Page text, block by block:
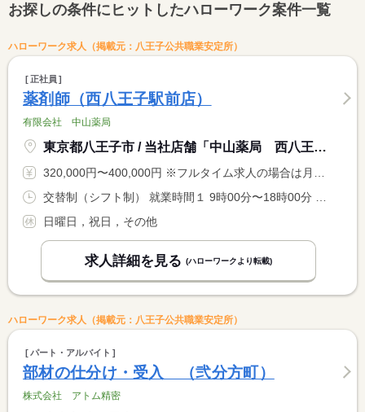
お探しの条件にヒットしたハローワーク案件一覧
ハローワーク求人（掲載元：八王子公共職業安定所）
正社員
薬剤師（西八王子駅前店）
有限会社 中山薬局
東京都八王子市 / 当社店舗「中山薬局 西八王子駅前店」
320,000円〜400,000円 ※フルタイム求人の場合は月額（換算額）、パート求人の場合は時間額を表示しています。
日曜日，祝日，その他
求人詳細を見る (ハローワークより転載)
ハローワーク求人（掲載元：八王子公共職業安定所）
パート・アルバイト
部材の仕分け・受入 （弐分方町）
株式会社 アトム精密